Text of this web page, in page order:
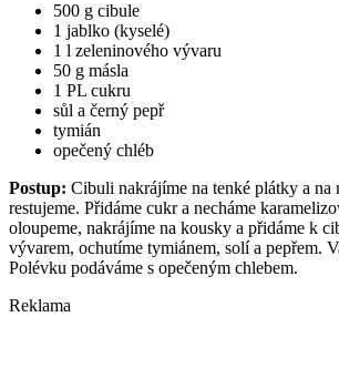
500 g cibule
1 jablko (kyselé)
1 l zeleninového vývaru
50 g másla
1 PL cukru
sůl a černý pepř
tymián
opečený chléb
Postup: Cibuli nakrájíme na tenké plátky a na
restujeme. Přidáme cukr a necháme
oloupeme, nakrájíme na kousky a přidáme k
vývarem, ochutíme tymiánem, solí a pepřem.
Polévku podáváme s opečeným chlebem.
Reklama